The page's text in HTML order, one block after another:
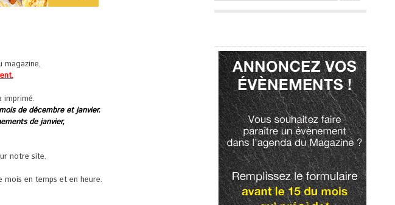
magazine,
imprimé.
de décembre et janvier.
de janvier,
notre site.
en temps et en heure.